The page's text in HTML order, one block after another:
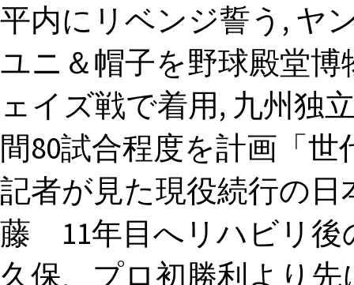
平内にリベンジ誓う, ヤ
ユニ＆帽子を野球殿堂
ェイズ戦で着用, 九州
間80試合程度を計画「
記者が見た現役続行の
藤 11年目へリハビリ後
久保、プロ初勝利より